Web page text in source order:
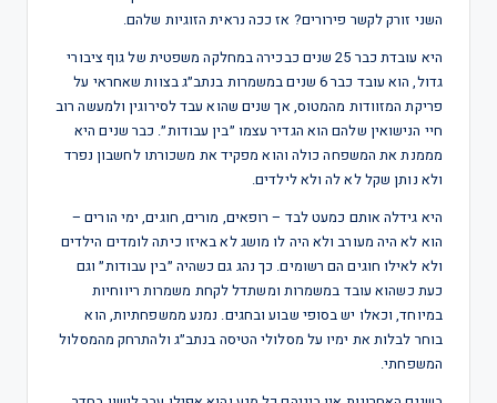
השני זורק לקשר פירורים? אז ככה נראית הזוגיות שלהם.
היא עובדת כבר 25 שנים כבכירה במחלקה משפטית של גוף ציבורי
גדול, הוא עובד כבר 6 שנים במשמרות בנתב״ג בצוות שאחראי על
פריקת המזוודות מהמטוס, אך שנים שהוא עבד לסירוגין ולמעשה רוב
חיי הנישואין שלהם הוא הגדיר עצמו ״בין עבודות״. כבר שנים היא
מממנת את המשפחה כולה והוא מפקיד את משכורתו לחשבון נפרד
ולא נותן שקל לא לה ולא לילדים.
היא גידלה אותם כמעט לבד – רופאים, מורים, חוגים, ימי הורים –
הוא לא היה מעורב ולא היה לו מושג לא באיזו כיתה לומדים הילדים
ולא לאילו חוגים הם רשומים. כך נהג גם כשהיה ״בין עבודות״ וגם
כעת כשהוא עובד במשמרות ומשתדל לקחת משמרות ריווחיות
במיוחד, וכאלו יש בסופי שבוע ובחגים. נמנע ממשפחתיות, הוא
בוחר לבלות את ימיו על מסלולי הטיסה בנתב״ג ולהתרחק מהמסלול
המשפחתי.